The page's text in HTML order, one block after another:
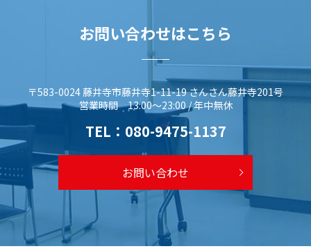
お問い合わせはこちら
〒583-0024 藤井寺市藤井寺1-11-19 さんさん藤井寺201号
営業時間 13:00～23:00 / 年中無休
TEL： 080-9475-1137
お問い合わせ